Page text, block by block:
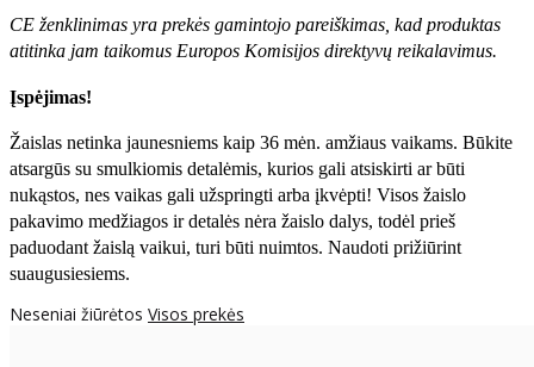
CE ženklinimas yra prekės gamintojo pareiškimas, kad produktas
atitinka jam taikomus Europos Komisijos direktyvų reikalavimus.
Įspėjimas!
Žaislas netinka jaunesniems kaip 36 mėn. amžiaus vaikams. Būkite
atsargūs su smulkiomis detalėmis, kurios gali atsiskirti ar būti
nukąstos, nes vaikas gali užspringti arba įkvėpti! Visos žaislо
pakavimo medžiagos ir detalės nėra žaislo dalys, todėl prieš
paduodant žaislą vaikui, turi būti nuimtos. Naudoti prižiūrint
suaugusiesiems.
Neseniai žiūrėtos Visos prekės